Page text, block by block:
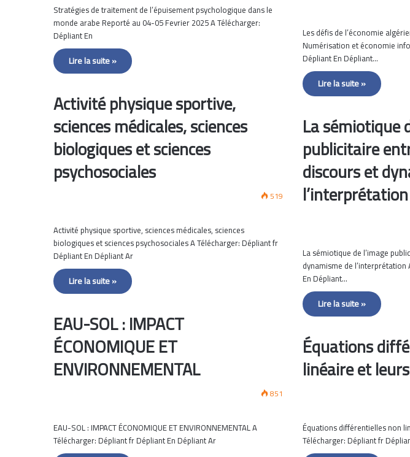
Stratégies de traitement de l’épuisement psychologique dans le
monde arabe Reporté au 04-05 Fevrier 2025 A Télécharger:
Dépliant En
Lire la suite »
Les défis de l’économie
Numérisation et économie
Dépliant En Dépliant…
Lire la suite »
Activité physique sportive,
sciences médicales, sciences
biologiques et sciences
psychosociales
519
Activité physique sportive, sciences médicales, sciences
biologiques et sciences psychosociales A Télécharger: Dépliant fr
Dépliant En Dépliant Ar
Lire la suite »
La sémiotique
publicitaire
discours et
l’interprétation
La sémiotique de l’image
dynamisme de
En Dépliant…
Lire la suite »
EAU-SOL : IMPACT
ÉCONOMIQUE ET
ENVIRONNEMENTAL
851
EAU-SOL : IMPACT ÉCONOMIQUE ET ENVIRONNEMENTAL A
Télécharger: Dépliant fr Dépliant En Dépliant Ar
Équations
linéaire et
Équations différentielles non
Télécharger: Dépliant fr